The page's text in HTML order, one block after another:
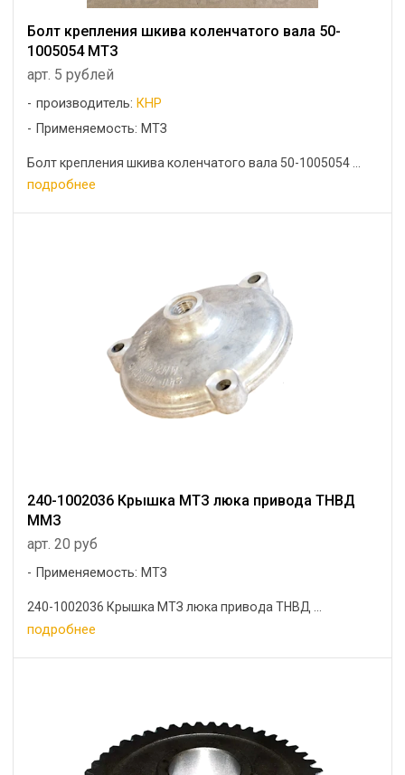
Болт крепления шкива коленчатого вала 50-
1005054 МТЗ
арт. 5 рублей
производитель: КНР
Применяемость: МТЗ
Болт крепления шкива коленчатого вала 50-1005054 ...
подробнее
240-1002036 Крышка МТЗ люка привода ТНВД
ММЗ
арт. 20 руб
Применяемость: МТЗ
240-1002036 Крышка МТЗ люка привода ТНВД ...
подробнее